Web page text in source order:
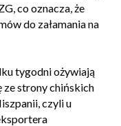
co oznacza, że
do załamania na
tygodni ożywiają
ze strony chińskich
czyli u